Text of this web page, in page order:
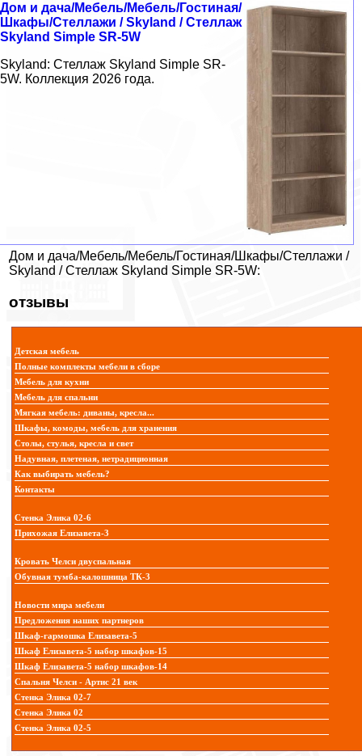
Дом и дача/Мебель/Мебель/Гостиная/
Шкафы/Стеллажи / Skyland / Стеллаж
Skyland Simple SR-5W
Skyland: Стеллаж Skyland Simple SR-
5W. Коллекция 2026 года.
Дом и дача/Мебель/Мебель/Гостиная/Шкафы/Стеллажи /
Skyland / Стеллаж Skyland Simple SR-5W:
отзывы
Детская мебель
Полные комплекты мебели в сборе
Мебель для кухни
Мебель для спальни
Мягкая мебель: диваны, кресла...
Шкафы, комоды, мебель для хранения
Столы, стулья, кресла и свет
Надувная, плетеная, нетрадиционная
Как выбирать мебель?
Контакты
Стенка Элика 02-6
Прихожая Елизавета-3
Кровать Челси двуспальная
Обувная тумба-калошница ТК-3
Новости мира мебели
Предложения наших партнеров
Шкаф-гармошка Елизавета-5
Шкаф Елизавета-5 набор шкафов-15
Шкаф Елизавета-5 набор шкафов-14
Спальня Челси - Артис 21 век
Стенка Элика 02-7
Стенка Элика 02
Стенка Элика 02-5